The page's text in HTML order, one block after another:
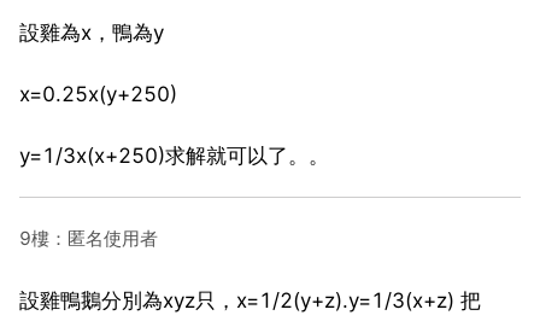
設雞為x，鴨為y
x=0.25x(y+250)
y=1/3x(x+250)求解就可以了。。
9樓：匿名使用者
設雞鴨鵝分別為xyz只，x=1/2(y+z).y=1/3(x+z) 把